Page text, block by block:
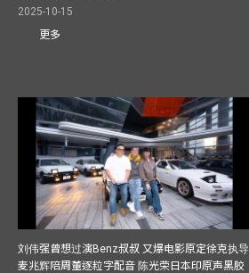
2025-10-15
更多
刘伟强曾想过演Benz叔叔 又爆电影原定徐克执导
麦兆辉陪周董逐粒字配音 陈光荣日本印原声黑胶